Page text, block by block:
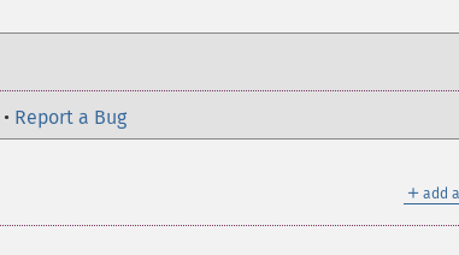
• Report a Bug
＋ add